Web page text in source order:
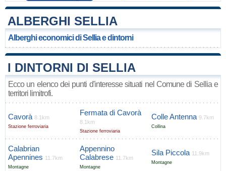
ALBERGHI SELLIA
Alberghi economici di Sellia e dintorni
I DINTORNI DI SELLIA
Ecco un elenco dei punti d'interesse situati nel Comune di Sellia e
territori limitrofi.
Cavorà 8.1km
Stazione ferroviaria
Fermata di Cavorà
8.1km
Stazione ferroviaria
Colle Antenna 9.7km
Collina
Calabrian
Apennines 11.7km
Montagne
Appennino
Calabrese 11.7km
Montagne
Sila Piccola 11.9km
Montagne